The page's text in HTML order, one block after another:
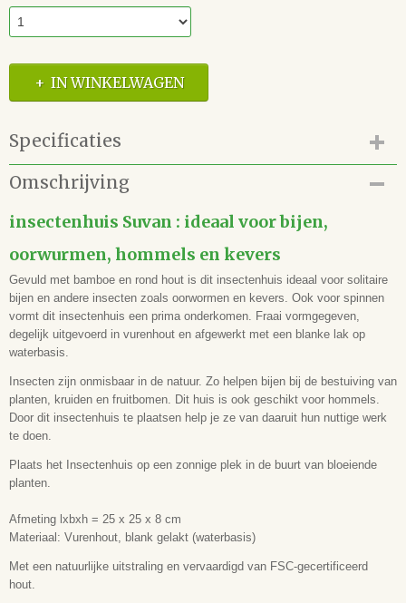
IN WINKELWAGEN
Specificaties
Productcode
83.140.015
EAN code
Omschrijving
insectenhuis Suvan : ideaal voor bijen,
oorwurmen, hommels en kevers
Gevuld met bamboe en rond hout is dit insectenhuis ideaal voor solitaire
bijen en andere insecten zoals oorwormen en kevers. Ook voor spinnen
vormt dit insectenhuis een prima onderkomen. Fraai vormgegeven,
degelijk uitgevoerd in vurenhout en afgewerkt met een blanke lak op
waterbasis.
Insecten zijn onmisbaar in de natuur. Zo helpen bijen bij de bestuiving van
planten, kruiden en fruitbomen. Dit huis is ook geschikt voor hommels.
Door dit insectenhuis te plaatsen help je ze van daaruit hun nuttige werk
te doen.
Plaats het Insectenhuis op een zonnige plek in de buurt van bloeiende
planten.
Afmeting lxbxh = 25 x 25 x 8 cm
Materiaal: Vurenhout, blank gelakt (waterbasis)
Met een natuurlijke uitstraling en vervaardigd van FSC-gecertificeerd
hout.